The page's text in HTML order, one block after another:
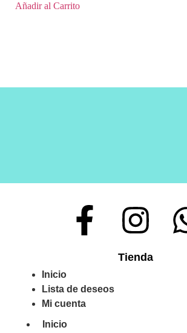
Añadir al Carrito
Tienda
Inicio
Lista de deseos
Mi cuenta
Inicio